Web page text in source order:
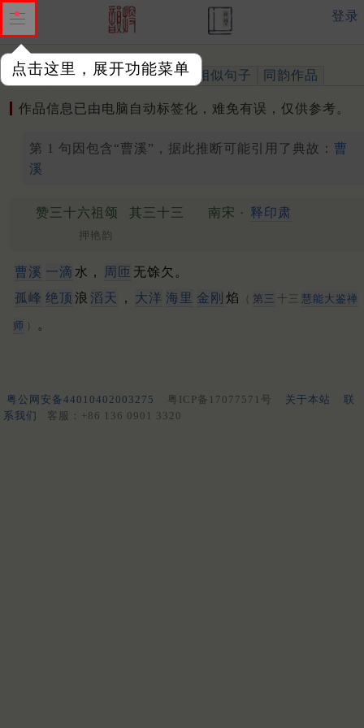
点击这里，展开功能菜单
登录
作品 标注四声 出处、引用 相似句子 同韵作品
作品信息已由电脑自动标签化，难免有误，仅供参考。
第 1 句因包含“曹溪”，据此推断可能引用了典故： 曹
溪
赞三十六祖颂 其三十三 南宋 · 释印肃
押艳韵
曹溪 一滴 水， 周匝 无馀欠。
孤峰 绝顶 浪 滔天 ， 大洋 海里 金刚 焰 （ 第三 十三 慧能大鉴禅
师 ） 。
粤公网安备44010402003275 粤ICP备17077571号 关于本站
联
系我们
客服：+86 136 0901 3320